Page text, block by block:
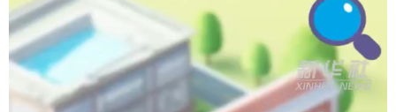
健康 军事
图片 中央文件 金融 汽车
食品 信息化 乡村振兴